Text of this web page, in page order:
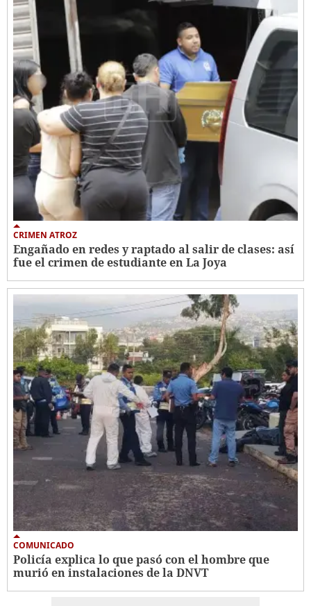
CRIMEN ATROZ
Engañado en redes y raptado al salir de clases: así
fue el crimen de estudiante en La Joya
COMUNICADO
Policía explica lo que pasó con el hombre que
murió en instalaciones de la DNVT